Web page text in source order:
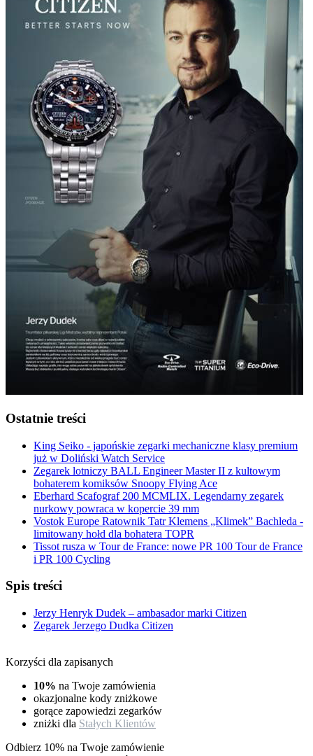
Ostatnie treści
King Seiko - japońskie zegarki mechaniczne klasy premium
już w Doliński Watch Service
Zegarek lotniczy BALL Engineer Master II z kultowym
bohaterem komiksów Snoopy Flying Ace
Eberhard Scafograf 200 MCMLIX. Legendarny zegarek
nurkowy powraca w kopercie 39 mm
Vostok Europe Ratownik Tatr Klemens „Klimek” Bachleda -
limitowany hołd dla bohatera TOPR
Tissot rusza w Tour de France: nowe PR 100 Tour de France
i PR 100 Cycling
Spis treści
Jerzy Henryk Dudek – ambasador marki Citizen
Zegarek Jerzego Dudka Citizen
Korzyści dla zapisanych
10% na Twoje zamówienia
okazjonalne kody zniżkowe
gorące zapowiedzi zegarków
zniżki dla Stałych Klientów
Odbierz 10% na Twoje zamówienie